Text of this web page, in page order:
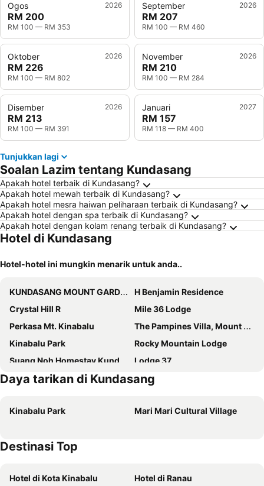
Ogos 2026
RM 200
RM 100 — RM 353
September 2026
RM 207
RM 100 — RM 460
Oktober 2026
RM 226
RM 100 — RM 802
November 2026
RM 210
RM 100 — RM 284
Disember 2026
RM 213
RM 100 — RM 391
Januari 2027
RM 157
RM 118 — RM 400
Tunjukkan lagi
Soalan Lazim tentang Kundasang
Apakah hotel terbaik di Kundasang?
Apakah hotel mewah terbaik di Kundasang?
Apakah hotel mesra haiwan peliharaan terbaik di Kundasang?
Apakah hotel dengan spa terbaik di Kundasang?
Apakah hotel dengan kolam renang terbaik di Kundasang?
Hotel di Kundasang
Hotel-hotel ini mungkin menarik untuk anda..
KUNDASANG MOUNT GARDEN
H Benjamin Residence
Crystal Hill R
Mile 36 Lodge
Perkasa Mt. Kinabalu
The Pampines Villa, Mount Kinabalu
Kinabalu Park
Rocky Mountain Lodge
Suang Noh Homestay Kundasang
Lodge 37
Bayu Senja Lodge
Ceasers Place
Lodge 88 (1)
Kinabalu Poring Vacation Lodge
Happy Village Kundasang
Sling & Stone Mountain Suites - Heritage House
Suria Paradise Lodge
Daya tarikan di Kundasang
Kinabalu Park Mari Mari Cultural Village
Destinasi Top
Hotel di Kota Kinabalu
Hotel di Ranau